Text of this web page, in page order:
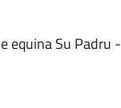
equina Su Padru